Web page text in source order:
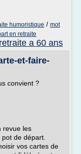
humoristique / mot
en retraite
a 60 ans
et-faire-
convient ?
revue les
de départ.
vos cartes de